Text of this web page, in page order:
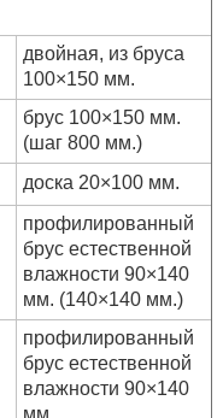
двойная, из бруса
100×150 мм.
брус 100×150 мм.
(шаг 800 мм.)
доска 20×100 мм.
профилированный
брус естественной
влажности 90×140
мм. (140×140 мм.)
профилированный
брус естественной
влажности 90×140
мм